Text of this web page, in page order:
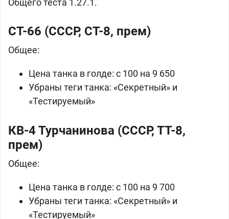
Общего теста 1.27.1.
СТ-66 (СССР, СТ-8, прем)
Общее:
Цена танка в голде: с 100 на 9 650
Убраны теги танка: «Секретный» и
«Тестируемый»
КВ-4 Турчанинова (СССР, ТТ-8,
прем)
Общее:
Цена танка в голде: с 100 на 9 700
Убраны теги танка: «Секретный» и
«Тестируемый»